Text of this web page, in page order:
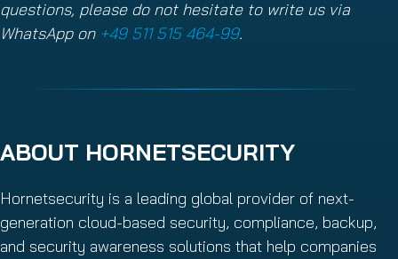
questions, please do not hesitate to write us via
WhatsApp on +49 511 515 464-99.
ABOUT HORNETSECURITY
Hornetsecurity is a leading global provider of next-
generation cloud-based security, compliance, backup,
and security awareness solutions that help companies